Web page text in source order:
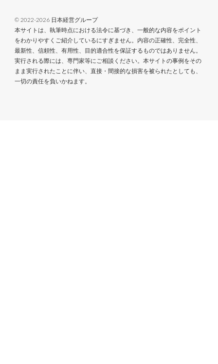
© 2022-2026 日本経営グループ
本サイトは、執筆時点における法令に基づき、一般的な内容をポイント
をわかりやすくご紹介しているにすぎません。内容の正確性、完全性、
最新性、信頼性、有用性、目的適合性を保証するものではありません。
実行される際には、専門家等にご相談ください。本サイトの事例をその
まま実行されたことに伴い、直接・間接的な損害を被られたとしても、
一切の責任を負いかねます。